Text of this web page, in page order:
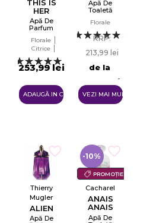
THIS IS
HER
Apă De
Parfum
EDP
Florale
Citrice
Lemnoase
Ambery
253,99 lei
ADAUGĂ IN COŞ
Apă De
Toaletă
EDT
Florale
de la
RRP:
213,99 lei
190,99 lei
VEZI MAI MULTE
Thierry
Mugler
ALIEN
Apă De
PROMOȚIE
-10%
Cacharel
ANAIS
ANAIS
L`ORIGINAL
Apă De